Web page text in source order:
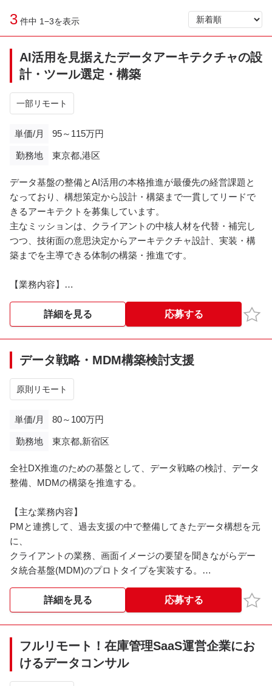
3 件中 1−3を表示
AI活用を見据えたデータアーキテクチャの設
計・ツール選定・構築
一部リモート
単価/月 95～115万円
勤務地 東京都,港区
データ基盤の整備とAI活用の本格推進が最優先の経営課題と
なっており、構想策定から設計・構築まで一貫してリードで
きるアーキテクトを募集しています。
主なミッションは、クライアントの中核人材を代替・補完し
つつ、技術面の意思決定からアーキテクチャ設計、実装・構
築までを主導できる体制の構築・推進です。
【業務内容】
定・構築
・データ基盤・データ連携・データ活用の全体設計（AI/分析
での利用を前提としたアーキテクチャ）
・データガバナンス・品質・セキュリティを踏まえた設計、
および実装の推進
・既存システム環境を考慮した、グローバルで支社を構える
企業のデータ活用検討の推進
・ IT全般のアーキテクチャと技術意思決定
ィを横断したアーキテクチャ設計と技術判断の主導／支援
詳細を見る 応募する お気
データ戦略・MDM構築検討支援
原則リモート
単価/月 80～100万円
勤務地 東京都,新宿区
全社DX推進のための基盤として、データ戦略の検討、データ
整備、MDMの構築を推進する。
【主な業務内容】
PMと連携して、過去支援の中で整備してきたデータ構想を元
に、
クライアントの業務、画面イメージの要望を聞きながらデー
タ統合基盤(MDM)のプロトタイプを実装する。
※※こちらの案件は現在募集を終了しております※※​
詳細を見る 応募する お気
フルリモート！在庫管理SaaS運営企業にお
けるデータコンサル